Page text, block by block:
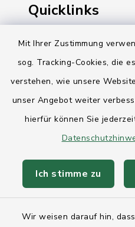
Mit Ihrer Zustimmung
sog. Tracking-Cookies, die
verstehen, wie unsere
unser Angebot weiter
hierfür können Sie
Ich stimme zu
Wir weisen darauf hin,
Quicklinks
Ihre
Landesregierung
AktivRegion